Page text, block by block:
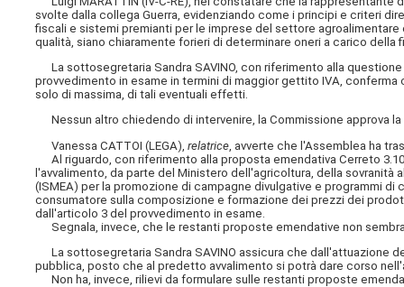
svolte dalla collega Guerra, evidenziando come i principi e criteri
fiscali e sistemi premianti per le imprese del settore
qualità, siano chiaramente forieri di determinare oneri a carico della
La sottosegretaria Sandra SAVINO, con riferimento alla
provvedimento in esame in termini di maggior gettito IVA,
solo di massima, di tali eventuali effetti.
Nessun altro chiedendo di intervenire, la Commissione approva
Vanessa CATTOI (LEGA),relatrice , avverte che l'Assemblea ha
Al riguardo, con riferimento alla proposta emendativa Cerreto
l'avvalimento, da parte del Ministero dell'agricoltura, della
(ISMEA) per la promozione di campagne divulgative e programmi
consumatore sulla composizione e formazione dei prezzi dei
dall'articolo 3 del provvedimento in esame.
Segnala, invece, che le restanti proposte emendative non
La sottosegretaria Sandra SAVINO assicura che dall'attuazione
pubblica, posto che al predetto avvalimento si potrà dare corso
Non ha, invece, rilievi da formulare sulle restanti proposte